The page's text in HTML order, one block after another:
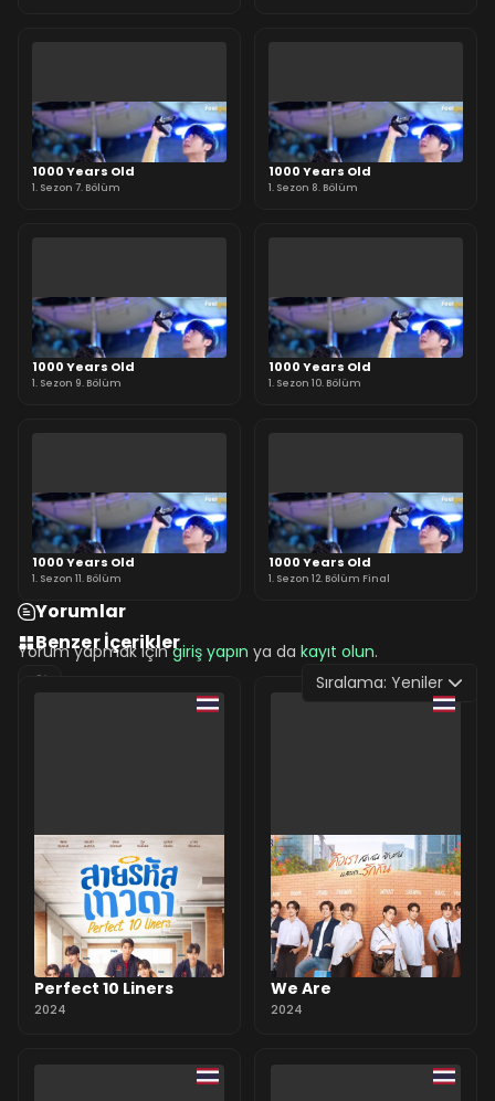
1000 Years Old
1. Sezon 7. Bölüm
1000 Years Old
1. Sezon 8. Bölüm
1000 Years Old
1. Sezon 9. Bölüm
1000 Years Old
1. Sezon 10. Bölüm
1000 Years Old
1. Sezon 11. Bölüm
1000 Years Old
1. Sezon 12. Bölüm Final
Yorumlar
Yorum yapmak içingiriş yapın ya da kayıt olun.
Sıralama: Yeniler
Benzer İçerikler
Perfect 10 Liners
2024
We Are
2024